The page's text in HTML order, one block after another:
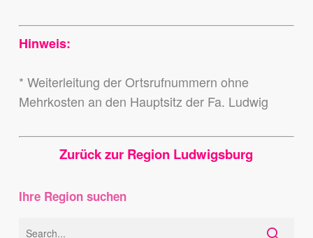
Hinweis:
* Weiterleitung der Ortsrufnummern ohne
Mehrkosten an den Hauptsitz der Fa. Ludwig
Zurück zur Region Ludwigsburg
Ihre Region suchen